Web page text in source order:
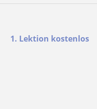
1. Lektion kostenlos